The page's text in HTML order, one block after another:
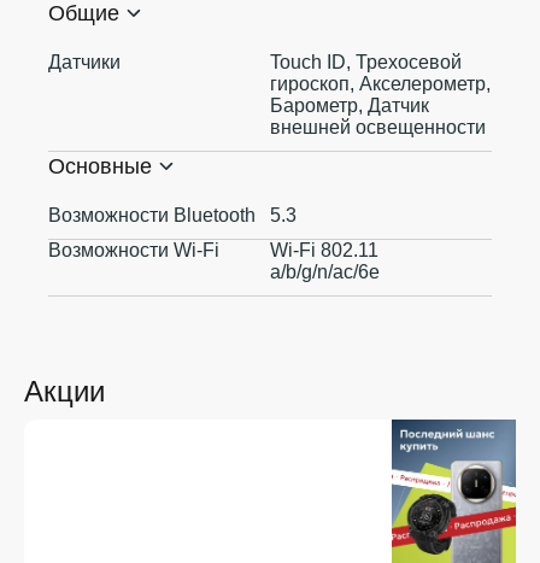
Акции
Общие
Датчики
Touch ID, Трехосевой
гироскоп, Акселерометр,
Барометр, Датчик
внешней освещенности
Основные
Возможности Bluetooth
5.3
Возможности Wi-Fi
Wi-Fi 802.11
a/b/g/n/ac/6e